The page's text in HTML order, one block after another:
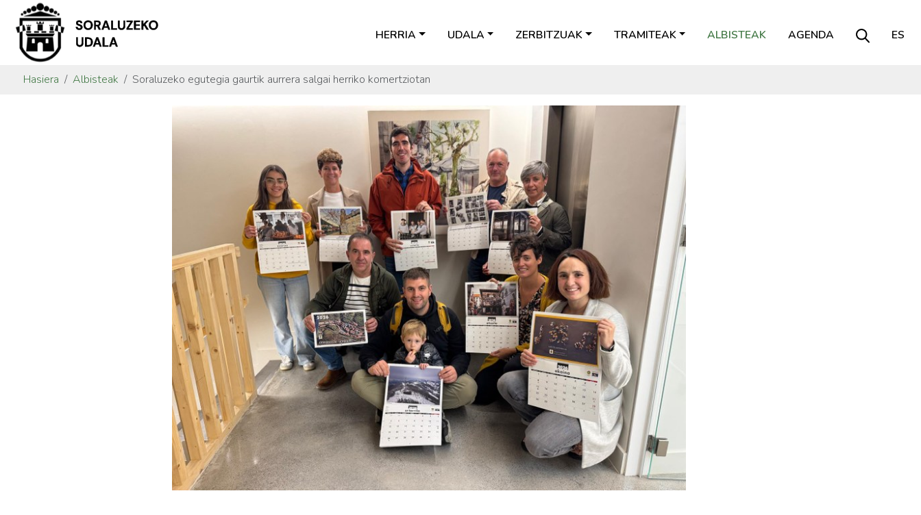
HERRIA UDALA ZERBITZUAK TRAMITEAK ALBISTEAK AGENDA ES
Hasiera Albisteak Soraluzeko egutegia gaurtik aurrera salgai herriko komertziotan